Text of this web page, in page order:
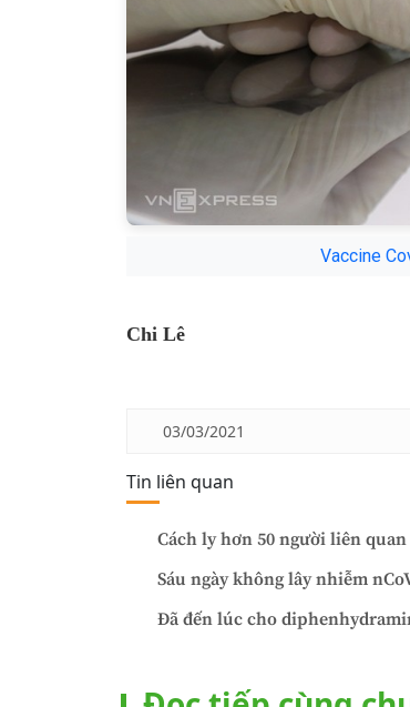
Vaccine
Chi Lê
03/03/2021
Tin liên quan
Cách ly hơn 50 người liên
Sáu ngày không lây nhiễm
Đã đến lúc cho